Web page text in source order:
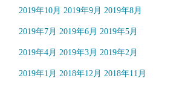
2019年10月 2019年9月 2019年8月
2019年7月 2019年6月 2019年5月
2019年4月 2019年3月 2019年2月
2019年1月 2018年12月 2018年11月